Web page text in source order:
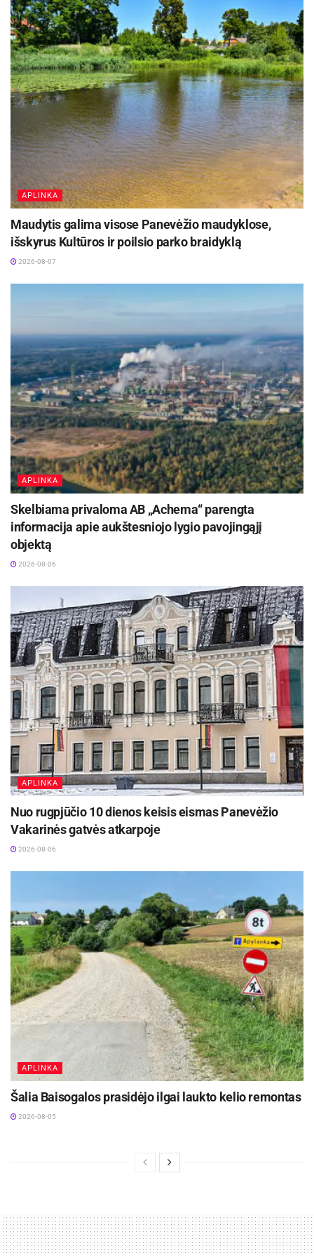
atliekų tvarkymo taisykles. Taisyklėse nustatyta,
jog draudžiama mesti mišrias komunalines
atliekas į konteinerius, priskirtus kitiems
asmenims ar atliekų turėtojams.
Primename, kad gyventojai gali būti baudžiami
už atliekų tvarkymo taisyklių nesilaikymą.
Baudos dydis gali siekti nuo 30 iki 140 eurų.
Pakartotinių nusižengimų atveju bauda gali siekti
nuo 140 iki 600 eurų.
„Švenčionių komunalinis centras“
vykdys individualių popieriaus /plastiko / metalo
popieriaus-plastiko-metalo-ir-stiklo-pakuociu-
atlieku-konteineriu-aptarnavimo-grafikas-
svencioniu-ir-svencioneliu-gyvenvietese/
Šaltinis: Švenčionių rajono savivaldybė
Žymos: Savivalda
APLINKA
Maudytis galima visose Panevėžio maudyklose,
išskyrus Kultūros ir poilsio parko braidyklą
2026-08-07
APLINKA
Skelbiama privaloma AB „Achema“ parengta
informacija apie aukštesniojo lygio pavojingąjį
objektą
2026-08-06
APLINKA
Nuo rugpjūčio 10 dienos keisis eismas Panevėžio
Vakarinės gatvės atkarpoje
2026-08-06
APLINKA
Šalia Baisogalos prasidėjo ilgai laukto kelio remontas
2026-08-05